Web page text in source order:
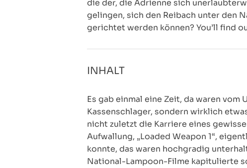
die der, die Adrienne sich
gelingen, sich den Reibach unter den
gerichtet werden können? You’ll find
INHALT
Es gab einmal eine Zeit, da waren
Kassenschlager, sondern wirklich
nicht zuletzt die Karriere eines
Aufwallung, „Loaded Weapon 1“,
konnte, das waren hochgradig
National-Lampoon-Filme kapitulierte